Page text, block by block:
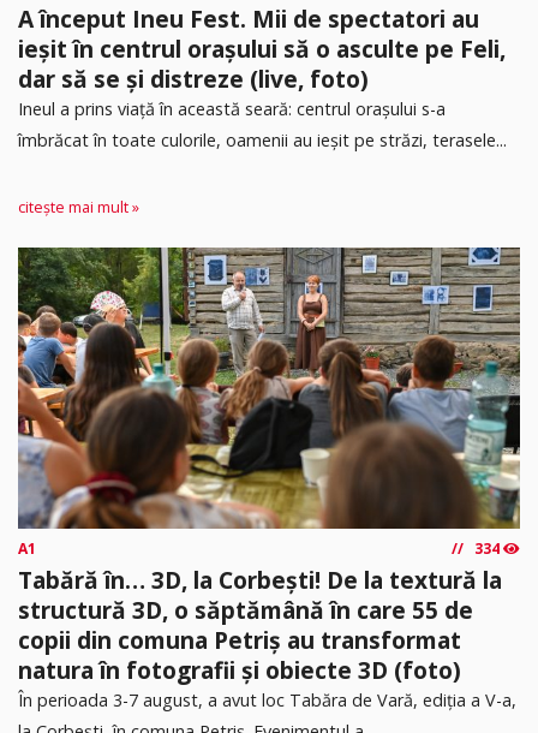
A început Ineu Fest. Mii de spectatori au
ieșit în centrul orașului să o asculte pe Feli,
dar să se și distreze (live, foto)
Ineul a prins viață în această seară: centrul orașului s-a
îmbrăcat în toate culorile, oamenii au ieșit pe străzi, terasele...
citește mai mult »
A1 334
Tabără în… 3D, la Corbești! De la textură la
structură 3D, o săptămână în care 55 de
copii din comuna Petriș au transformat
natura în fotografii și obiecte 3D (foto)
În perioada 3-7 august, a avut loc Tabăra de Vară, ediția a V-a,